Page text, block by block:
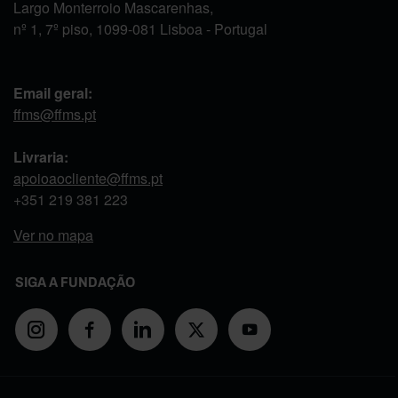
Largo Monterroio Mascarenhas,
nº 1, 7º piso, 1099-081 Lisboa - Portugal
Email geral:
ffms@ffms.pt
Livraria:
apoioaocliente@ffms.pt
+351 219 381 223
Ver no mapa
SIGA A FUNDAÇÃO